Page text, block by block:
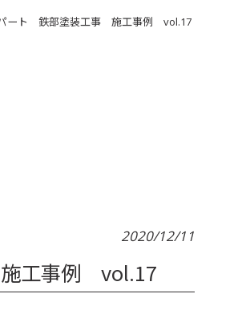
ート 鉄部塗装工事 施工事例 vol.17
2020/12/11
工事例 vol.17